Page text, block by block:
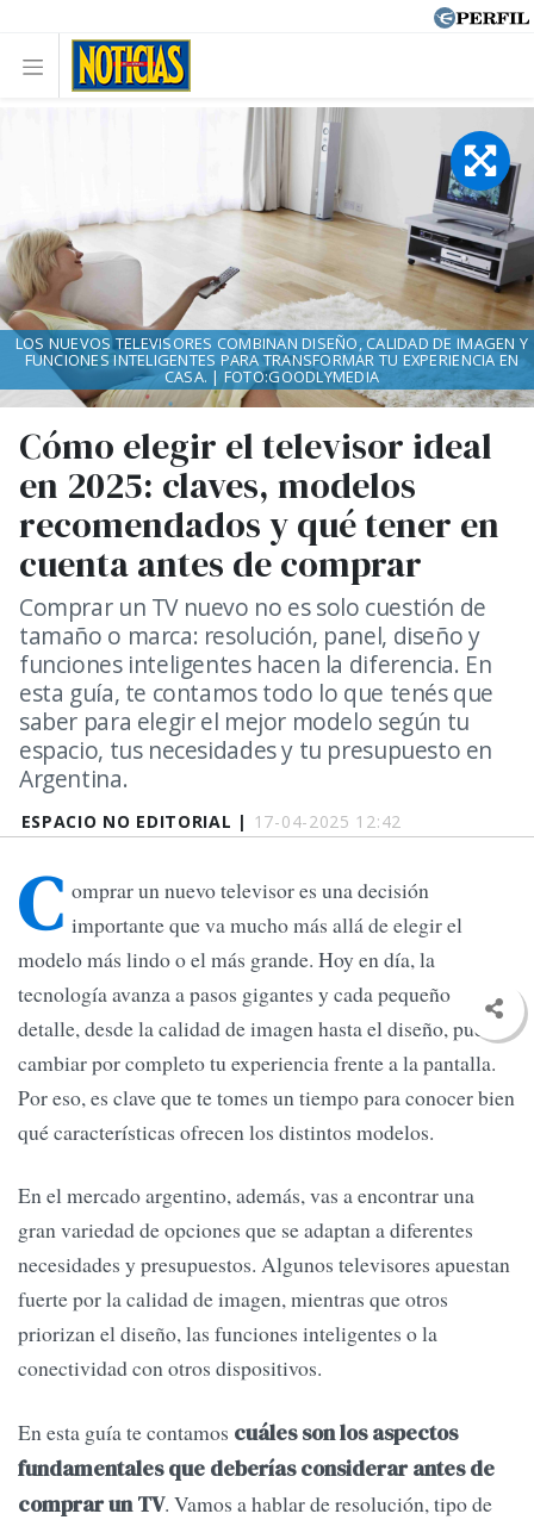
ESPACIO NO EDITORIAL | 17-04-2025 12:42
Cómo elegir el televisor ideal
en 2025: claves, modelos
recomendados y qué tener en
cuenta antes de comprar
Comprar un TV nuevo no es solo cuestión de
tamaño o marca: resolución, panel, diseño y
funciones inteligentes hacen la diferencia. En
esta guía, te contamos todo lo que tenés que
saber para elegir el mejor modelo según tu
espacio, tus necesidades y tu presupuesto en
Argentina.
LOS NUEVOS TELEVISORES COMBINAN DISEÑO, CALIDAD DE IMAGEN Y
FUNCIONES INTELIGENTES PARA TRANSFORMAR TU EXPERIENCIA EN
CASA. | FOTO:GOODLYMEDIA
C omprar un nuevo televisor es una decisión
importante que va mucho más allá de elegir el
modelo más lindo o el más grande. Hoy en día, la
tecnología avanza a pasos gigantes y cada pequeño
detalle, desde la calidad de imagen hasta el diseño, puede
cambiar por completo tu experiencia frente a la pantalla.
Por eso, es clave que te tomes un tiempo para conocer bien
qué características ofrecen los distintos modelos.
En el mercado argentino, además, vas a encontrar una
gran variedad de opciones que se adaptan a diferentes
necesidades y presupuestos. Algunos televisores apuestan
fuerte por la calidad de imagen, mientras que otros
priorizan el diseño, las funciones inteligentes o la
conectividad con otros dispositivos.
En esta guía te contamos cuáles son los aspectos
fundamentales que deberías considerar antes de
comprar un TV. Vamos a hablar de resolución, tipo de